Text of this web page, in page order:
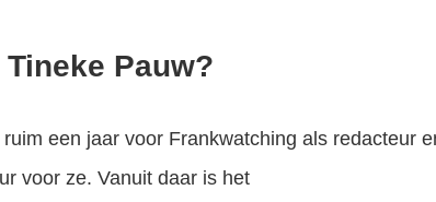
Pauw?
een jaar voor Frankwatching als redacteur
voor ze. Vanuit daar is het